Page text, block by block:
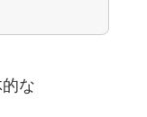
な